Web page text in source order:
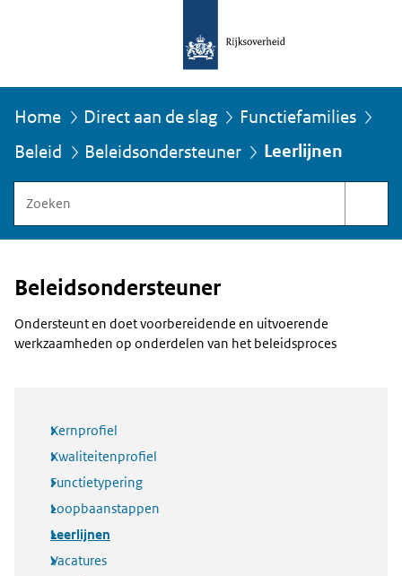
U
bevindt
zich
hier:
Home Direct aan de slag
Functiefamilies
Beleid
Beleidsondersteuner Leerlijnen
binnen
Functiegebouw
Beleidsondersteuner
Ondersteunt en doet voorbereidende en uitvoerende
werkzaamheden op onderdelen van het beleidsproces
Kernprofiel
Kwaliteitenprofiel
Functietypering
Loopbaanstappen
Leerlijnen
Vacatures